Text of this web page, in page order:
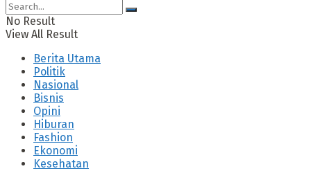
No Result
View All Result
Berita Utama
Politik
Nasional
Bisnis
Opini
Hiburan
Fashion
Ekonomi
Kesehatan